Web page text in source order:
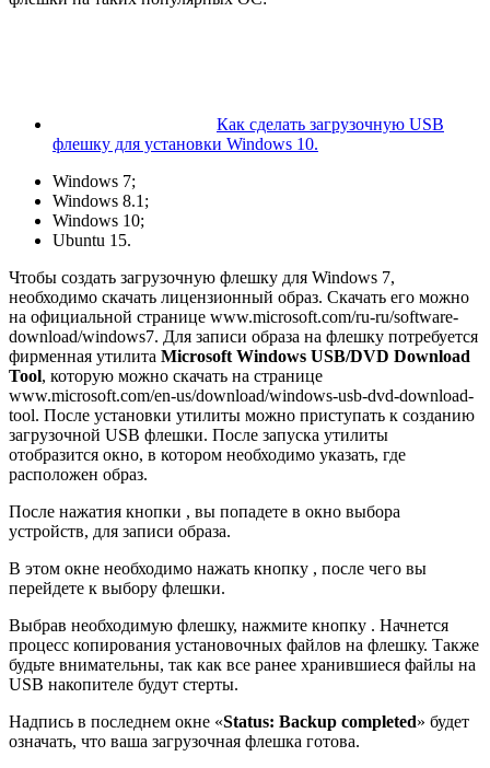
Как сделать загрузочную USB
флешку для установки Windows 10.
Windows 7;
Windows 8.1;
Windows 10;
Ubuntu 15.
Чтобы создать загрузочную флешку для Windows 7,
необходимо скачать лицензионный образ. Скачать его можно
на официальной странице www.microsoft.com/ru-ru/software-
download/windows7. Для записи образа на флешку потребуется
фирменная утилита Microsoft Windows USB/DVD Download
Tool, которую можно скачать на странице
www.microsoft.com/en-us/download/windows-usb-dvd-download-
tool. После установки утилиты можно приступать к созданию
загрузочной USB флешки. После запуска утилиты
отобразится окно, в котором необходимо указать, где
расположен образ.
После нажатия кнопки , вы попадете в окно выбора
устройств, для записи образа.
В этом окне необходимо нажать кнопку , после чего вы
перейдете к выбору флешки.
Выбрав необходимую флешку, нажмите кнопку . Начнется
процесс копирования установочных файлов на флешку. Также
будьте внимательны, так как все ранее хранившиеся файлы на
USB накопителе будут стерты.
Надпись в последнем окне «Status: Backup completed» будет
означать, что ваша загрузочная флешка готова.